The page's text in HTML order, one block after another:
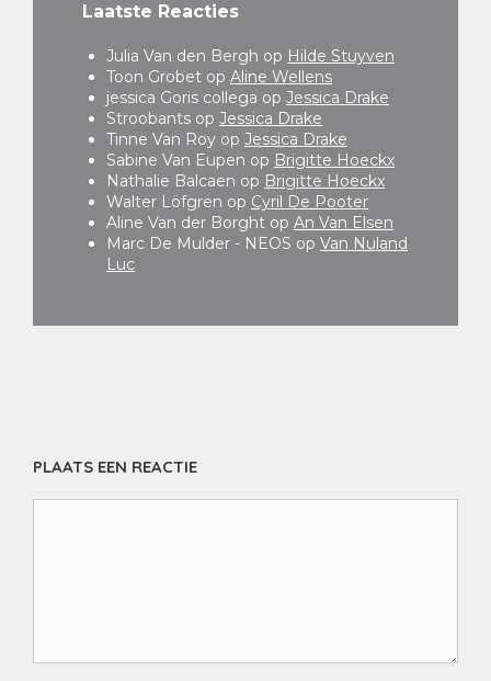
Laatste Reacties
Julia Van den Bergh op Hilde Stuyven
Toon Grobet op Aline Wellens
jessica Goris collega op Jessica Drake
Stroobants op Jessica Drake
Tinne Van Roy op Jessica Drake
Sabine Van Eupen op Brigitte Hoeckx
Nathalie Balcaen op Brigitte Hoeckx
Walter Löfgren op Cyril De Pooter
Aline Van der Borght op An Van Elsen
Marc De Mulder - NEOS op Van Nuland
Luc
PLAATS EEN REACTIE